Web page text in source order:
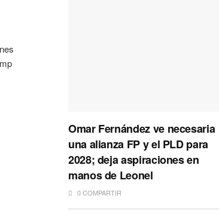
Omar Fernández ve necesaria
una alianza FP y el PLD para
2028; deja aspiraciones en
manos de Leonel
0 COMPARTIR